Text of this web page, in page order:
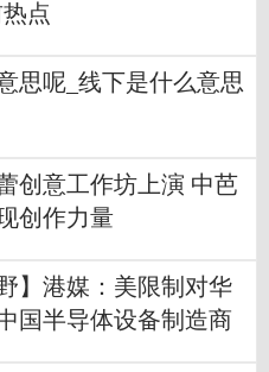
点
思呢_线下是什么意思
创意工作坊上演 中芭
创作力量
】港媒：美限制对华
国半导体设备制造商